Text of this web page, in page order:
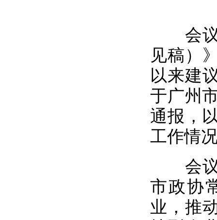
会议
见稿）
以来建
于广州
通报，
工作情
会议
市政协
业，推